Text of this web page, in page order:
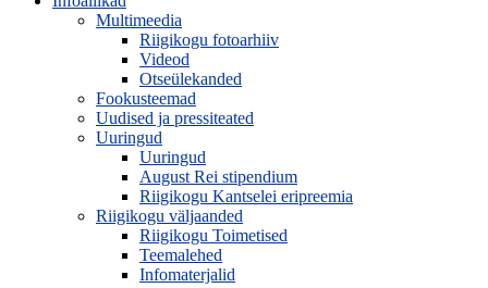
Multimeedia
Riigikogu fotoarhiiv
Videod
Otseülekanded
Fookusteemad
Uudised ja pressiteated
Uuringud
Uuringud
August Rei stipendium
Riigikogu Kantselei eripreemia
Riigikogu väljaanded
Riigikogu Toimetised
Teemalehed
Infomaterjalid